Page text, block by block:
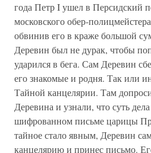
года Петр I ушел в Персидский
московского обер-
обвинив его в краже большой
Деревин был не дурак, чтобы
ударился в бега. Сам Деревин
его знакомые и родня. Так или
Тайной канцелярии. Там
Деревина и узнали, что суть
шифрованном письме царицы
тайное стало явным, Деревин
канцелярию и принес письмо.